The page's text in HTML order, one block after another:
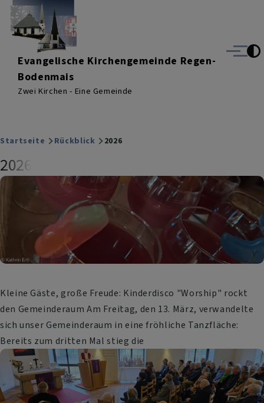
Direkt zum Inhalt
Evangelische Kirchengemeinde Regen-
Bodenmais
Zwei Kirchen - Eine Gemeinde
Menü
Breadcrumb
Startseite Rückblick 2026
2026
Kleine Gäste, große Freude: Kinderdisco "Worship" rockt
den Gemeinderaum Am Freitag, den 13. März, verwandelte
sich unser Gemeinderaum in eine fröhliche Tanzfläche:
Bereits zum dritten Mal stieg die